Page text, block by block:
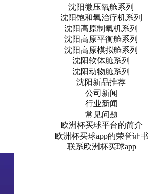
沈阳微压氧舱系列
沈阳饱和氧治疗机系列
沈阳高原制氧机系列
沈阳高原平衡舱系列
沈阳高原模拟舱系列
沈阳软体舱系列
沈阳动物舱系列
沈阳新品推荐
公司新闻
行业新闻
常见问题
欧洲杯买球平台的简介
欧洲杯买球app的荣誉证书
联系欧洲杯买球app